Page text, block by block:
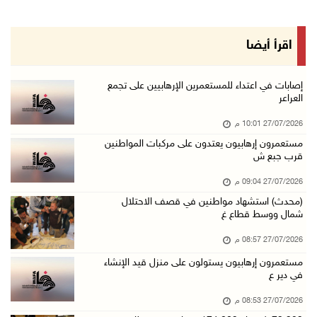
اقرأ أيضا
إصابات في اعتداء للمستعمرين الإرهابيين على تجمع
العراعر
27/07/2026 10:01 م
مستعمرون إرهابيون يعتدون على مركبات المواطنين
قرب جبع ش
27/07/2026 09:04 م
(محدث) استشهاد مواطنين في قصف الاحتلال
شمال ووسط قطاع غ
27/07/2026 08:57 م
مستعمرون إرهابيون يستولون على منزل قيد الإنشاء
في دير ع
27/07/2026 08:53 م